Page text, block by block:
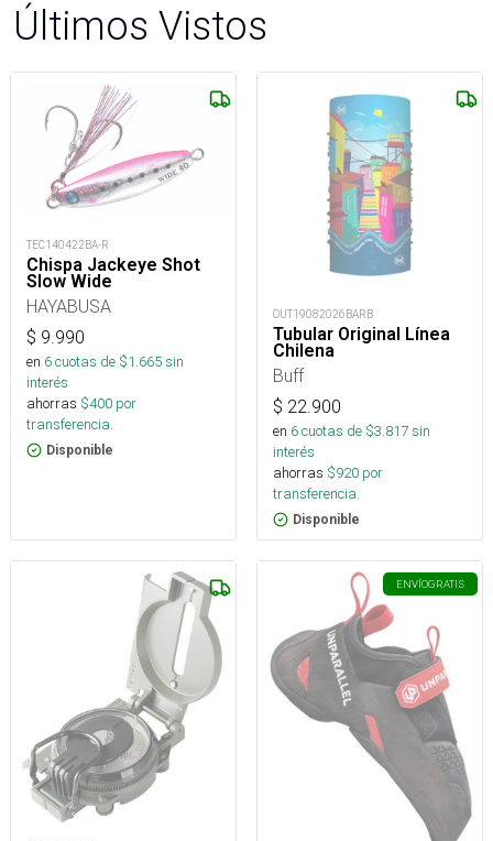
Últimos Vistos
TEC140422BA-R
Chispa Jackeye Shot
Slow Wide
HAYABUSA
$ 9.990
en 6cuotas de $1.665sin
interés
ahorras $400 por
transferencia.
Disponible
OUT19082026BARB
Tubular Original Línea
Chilena
Buff
$ 22.900
en 6cuotas de $3.817sin
interés
ahorras $920 por
transferencia.
Disponible
ENVÍOGRATIS